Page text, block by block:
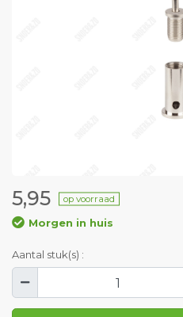
5,95 op voorraad
Morgen in huis
Aantal stuk(s) :